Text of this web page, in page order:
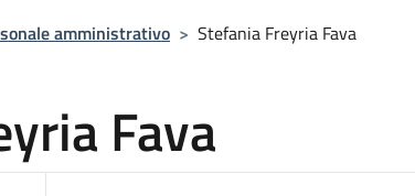
amministrativo > Stefania Freyria Fava
Fava